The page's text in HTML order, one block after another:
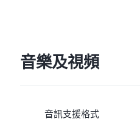
音樂及視頻
音訊支援格式